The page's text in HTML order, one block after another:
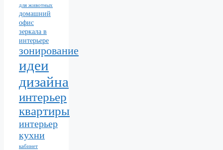
для животных
домашний
офис
зеркала в
интерьере
зонирование
идеи
дизайна
интерьер
квартиры
интерьер
кухни
кабинет